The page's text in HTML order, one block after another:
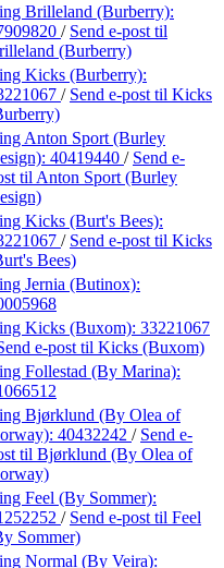
Brilleland (Burberry):
/ Send e-post til
(Burberry)
Kicks (Burberry):
/ Send e-post til Kicks
Anton Sport (Burley
40419440 / Send e-
til Anton Sport (Burley
Kicks (Burt's Bees):
/ Send e-post til Kicks
Bees)
Jernia (Butinox):
Kicks (Buxom): 33221067
e-post til Kicks (Buxom)
Follestad (By Marina):
Bjørklund (By Olea of
40432242 / Send e-
til Bjørklund (By Olea of
Feel (By Sommer):
/ Send e-post til Feel
Sommer)
Normal (By Veira):